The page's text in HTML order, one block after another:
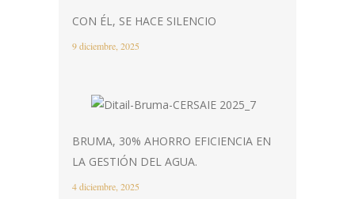
CON ÉL, SE HACE SILENCIO
9 diciembre, 2025
BRUMA, 30% AHORRO EFICIENCIA EN
LA GESTIÓN DEL AGUA.
4 diciembre, 2025